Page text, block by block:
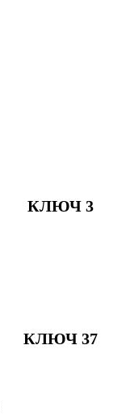
КЛЮЧ 3
КЛЮЧ 37